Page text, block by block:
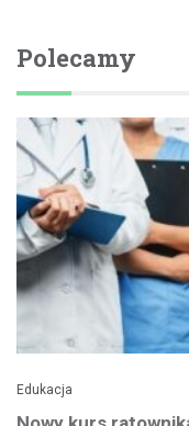
Polecamy
Edukacja